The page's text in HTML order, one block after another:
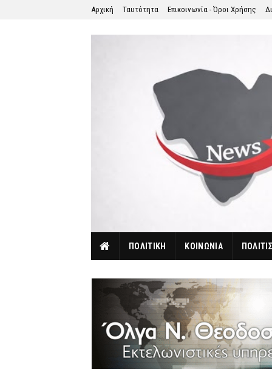
Αρχική Ταυτότητα Επικοινωνία - Όροι Χρήσης
ΠΟΛΙΤΙΚΗ ΚΟΙΝΩΝΙΑ